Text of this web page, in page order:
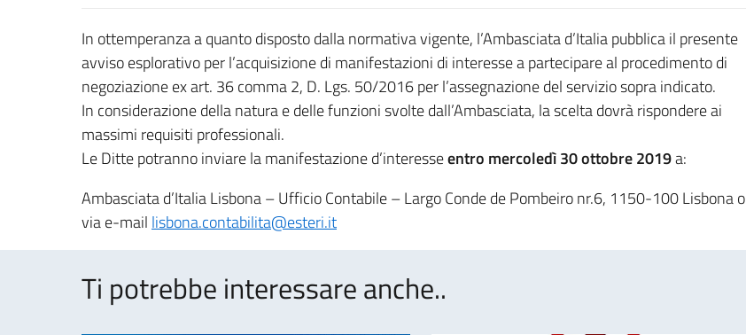
In ottemperanza a quanto disposto dalla normativa vigente, l’Ambasciata d’Italia pubblica il presente
avviso esplorativo per l’acquisizione di manifestazioni di interesse a partecipare al procedimento di
negoziazione ex art. 36 comma 2, D. Lgs. 50/2016 per l’assegnazione del servizio sopra indicato.
In considerazione della natura e delle funzioni svolte dall’Ambasciata, la scelta dovrà rispondere ai
massimi requisiti professionali.
Le Ditte potranno inviare la manifestazione d’interesseentro mercoledì 30 ottobre 2019a:
Ambasciata d’Italia Lisbona – Ufficio Contabile – Largo Conde de Pombeiro nr.6, 1150-100 Lisbona o
via e-mail lisbona.contabilita@esteri.it
Ti potrebbe interessare anche..